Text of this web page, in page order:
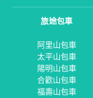
旅途包車
阿里山包車
太平山包車
陽明山包車
合歡山包車
福壽山包車